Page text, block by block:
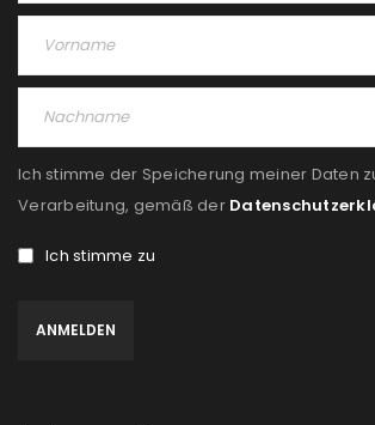
Ich stimme der Speicherung meiner Daten
Verarbeitung, gemäß der
Ich stimme zu